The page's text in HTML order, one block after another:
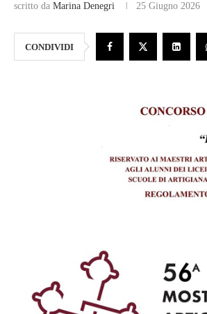
scritto da Marina Denegri 25 Giugno 2026
CONDIVIDI